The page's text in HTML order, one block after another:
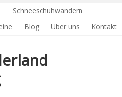
Schneeschuhwandern
Blog Über uns Kontakt